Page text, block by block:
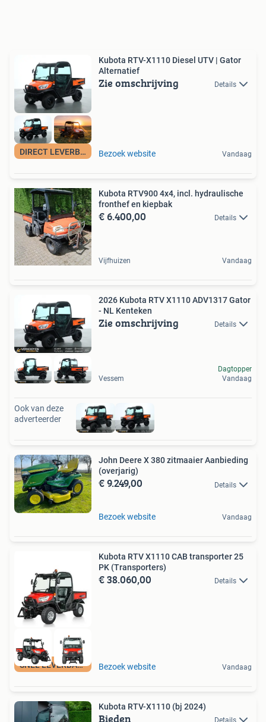
DIRECT LEVERBAAR!
Kubota RTV-X1110 Diesel UTV | Gator
Alternatief
Zie omschrijving Details
Bezoek website Vandaag
Kubota RTV900 4x4, incl. hydraulische
fronthef en kiepbak
€ 6.400,00 Details
Vijfhuizen Vandaag
2026 Kubota RTV X1110 ADV1317 Gator
- NL Kenteken
Zie omschrijving Details
Vessem
Dagtopper
Vandaag
Ook van deze
adverteerder
John Deere X 380 zitmaaier Aanbieding
(overjarig)
€ 9.249,00 Details
Bezoek website Vandaag
SNEL LEVERBAAR
Kubota RTV X1110 CAB transporter 25
PK (Transporters)
€ 38.060,00 Details
Bezoek website Vandaag
Kubota RTV-X1110 (bj 2024)
Bieden Details